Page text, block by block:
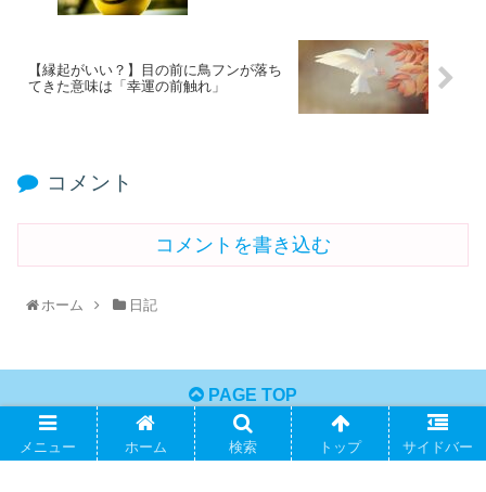
【縁起がいい？】目の前に鳥フンが落ち
てきた意味は「幸運の前触れ」
コメント
コメントを書き込む
ホーム 日記
PAGE TOP
メニュー ホーム 検索 トップ サイドバー